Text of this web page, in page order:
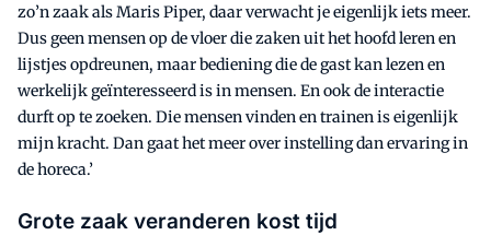
zo’n zaak als Maris Piper, daar verwacht je eigenlijk iets meer.
Dus geen mensen op de vloer die zaken uit het hoofd leren en
lijstjes opdreunen, maar bediening die de gast kan lezen en
werkelijk geïnteresseerd is in mensen. En ook de interactie
durft op te zoeken. Die mensen vinden en trainen is eigenlijk
mijn kracht. Dan gaat het meer over instelling dan ervaring in
de horeca.’
Grote zaak veranderen kost tijd